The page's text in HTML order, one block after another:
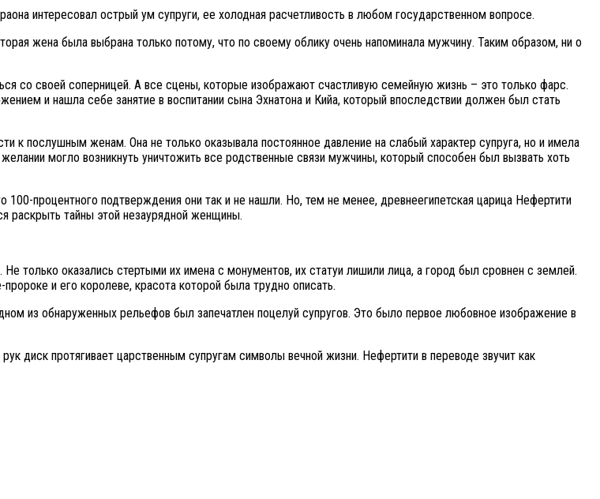
интересовал острый ум супруги, ее холодная расчетливость в любом государственном вопросе.
жена была выбрана только потому, что по своему облику очень напоминала мужчину. Таким образом, ни о
со своей соперницей. А все сцены, которые изображают счастливую семейную жизнь – это только фарс.
и нашла себе занятие в воспитании сына Эхнатона и Кийа, который впоследствии должен был стать
послушным женам. Она не только оказывала постоянное давление на слабый характер супруга, но и имела
могло возникнуть уничтожить все родственные связи мужчины, который способен был вызвать хоть
100-процентного подтверждения они так и не нашли. Но, тем не менее, древнеегипетская царица Нефертити
раскрыть тайны этой незаурядной женщины.
только оказались стертыми их имена с монументов, их статуи лишили лица, а город был сровнен с землей.
и его королеве, красота которой была трудно описать.
из обнаруженных рельефов был запечатлен поцелуй супругов. Это было первое любовное изображение в
диск протягивает царственным супругам символы вечной жизни. Нефертити в переводе звучит как